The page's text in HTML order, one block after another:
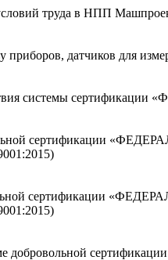
труда в НПП
приборов, датчиков для
системы
сертификации
сертификации
добровольной